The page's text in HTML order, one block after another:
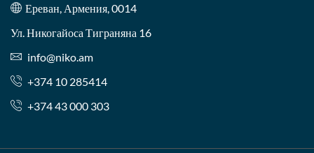
Ереван, Армения, 0014
Ул. Никогайоса Тиграняна 16
info@niko.am
+374 10 285414
+374 43 000 303